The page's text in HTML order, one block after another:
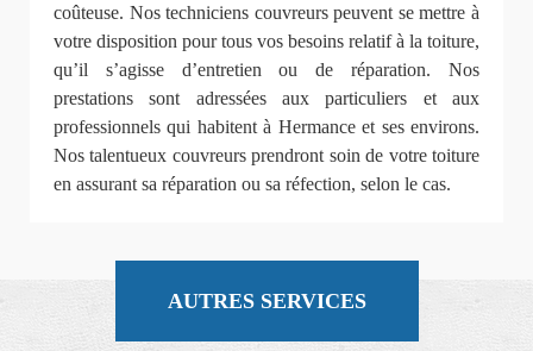
coûteuse. Nos techniciens couvreurs peuvent se mettre à
votre disposition pour tous vos besoins relatif à la toiture,
qu’il s’agisse d’entretien ou de réparation. Nos
prestations sont adressées aux particuliers et aux
professionnels qui habitent à Hermance et ses environs.
Nos talentueux couvreurs prendront soin de votre toiture
en assurant sa réparation ou sa réfection, selon le cas.
AUTRES SERVICES